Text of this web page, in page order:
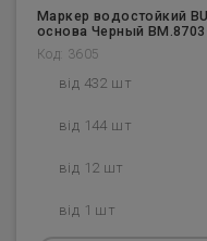
Маркер водостойкий
основа Черный
Код: 3605
від 432 шт
від 144 шт
від 12 шт
від 1 шт